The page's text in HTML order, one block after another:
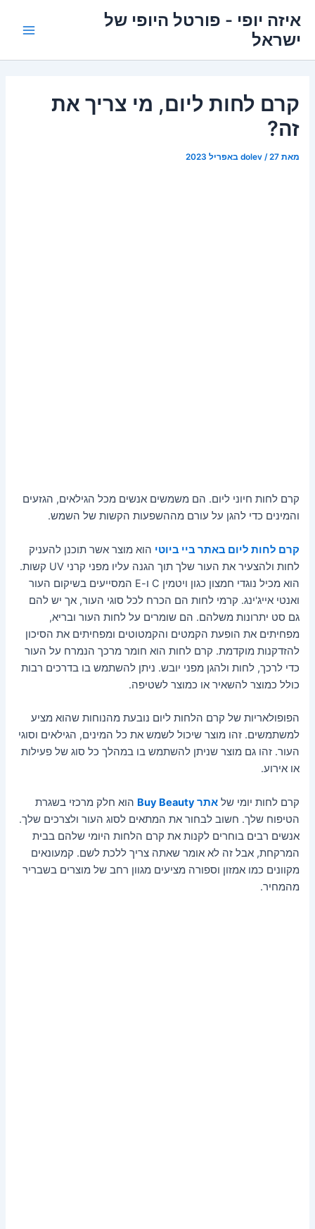
לתוכןאיזה יופי - פורטל היופי של
ישראל
קרם לחות ליום, מי צריך את
זה?
מאת dolev /27 באפריל 2023
קרם לחות חיוני ליום. הם משמשים אנשים מכל הגילאים, הגזעים
והמינים כדי להגן על עורם מההשפעות הקשות של השמש.
קרם לחות ליום באתר ביי ביוטי הוא מוצר אשר תוכנן להעניק
לחות ולהצעיר את העור שלך תוך הגנה עליו מפני קרני UV קשות.
הוא מכיל נוגדי חמצון כגון ויטמין C ו-E המסייעים בשיקום העור
ואנטי אייג'ינג. קרמי לחות הם הכרח לכל סוגי העור, אך יש להם
גם סט יתרונות משלהם. הם שומרים על לחות העור ובריא,
מפחיתים את הופעת הקמטים והקמטוטים ומפחיתים את הסיכון
להזדקנות מוקדמת. קרם לחות הוא חומר מרכך הנמרח על העור
כדי לרכך, לחות ולהגן מפני יובש. ניתן להשתמש בו בדרכים רבות
כולל כמוצר להשאיר או כמוצר לשטיפה.
הפופולאריות של קרם הלחות ליום נובעת מהנוחות שהוא מציע
למשתמשים. זהו מוצר שיכול לשמש את כל המינים, הגילאים וסוגי
העור. זהו גם מוצר שניתן להשתמש בו במהלך כל סוג של פעילות
או אירוע.
קרם לחות יומי שלאתר Buy Beauty
הוא חלק מרכזי בשגרת
הטיפוח שלך. חשוב לבחור את המתאים לסוג העור ולצרכים שלך.
אנשים רבים בוחרים לקנות את קרם הלחות היומי שלהם בבית
המרקחת, אבל זה לא אומר שאתה צריך ללכת לשם. קמעונאים
מקוונים כמו אמזון וספורה מציעים מגוון רחב של מוצרים בשבריר
מהמחיר.